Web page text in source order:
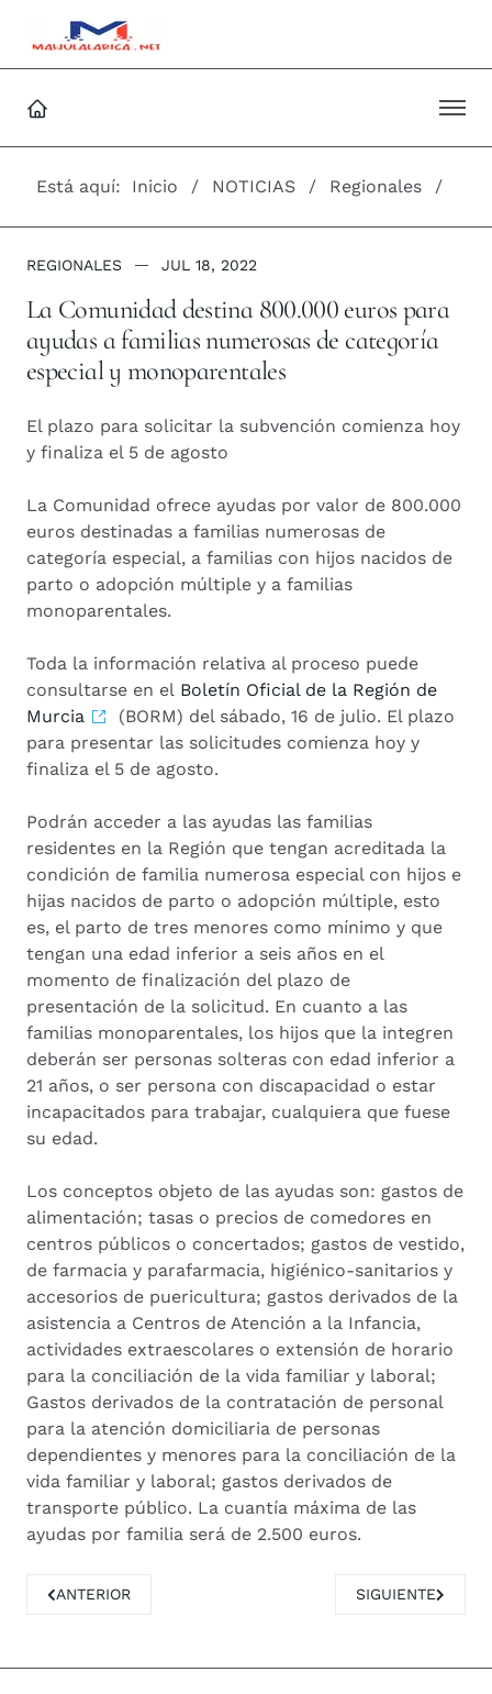
Está aquí: Inicio NOTICIAS Regionales
REGIONALES JUL 18, 2022
La Comunidad destina 800.000 euros para
ayudas a familias numerosas de categoría
especial y monoparentales
El plazo para solicitar la subvención comienza hoy
y finaliza el 5 de agosto
La Comunidad ofrece ayudas por valor de 800.000
euros destinadas a familias numerosas de
categoría especial, a familias con hijos nacidos de
parto o adopción múltiple y a familias
monoparentales.
Toda la información relativa al proceso puede
consultarse en el Boletín Oficial de la Región de
Murcia
(BORM) del sábado, 16 de julio. El plazo
para presentar las solicitudes comienza hoy y
finaliza el 5 de agosto.
Podrán acceder a las ayudas las familias
residentes en la Región que tengan acreditada la
condición de familia numerosa especial con hijos e
hijas nacidos de parto o adopción múltiple, esto
es, el parto de tres menores como mínimo y que
tengan una edad inferior a seis años en el
momento de finalización del plazo de
presentación de la solicitud. En cuanto a las
familias monoparentales, los hijos que la integren
deberán ser personas solteras con edad inferior a
21 años, o ser persona con discapacidad o estar
incapacitados para trabajar, cualquiera que fuese
su edad.
Los conceptos objeto de las ayudas son: gastos de
alimentación; tasas o precios de comedores en
centros públicos o concertados; gastos de vestido,
de farmacia y parafarmacia, higiénico-sanitarios y
accesorios de puericultura; gastos derivados de la
asistencia a Centros de Atención a la Infancia,
actividades extraescolares o extensión de horario
para la conciliación de la vida familiar y laboral;
Gastos derivados de la contratación de personal
para la atención domiciliaria de personas
dependientes y menores para la conciliación de la
vida familiar y laboral; gastos derivados de
transporte público. La cuantía máxima de las
ayudas por familia será de 2.500 euros.
ARTÍCULO ANTERIOR: CULTURA PROGRAMA CON LOS
ANTERIOR ARTÍCULO
SIGUIENTE